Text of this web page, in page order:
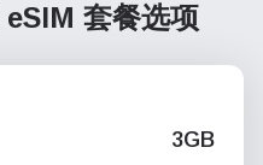
eSIM 套餐选项
3GB